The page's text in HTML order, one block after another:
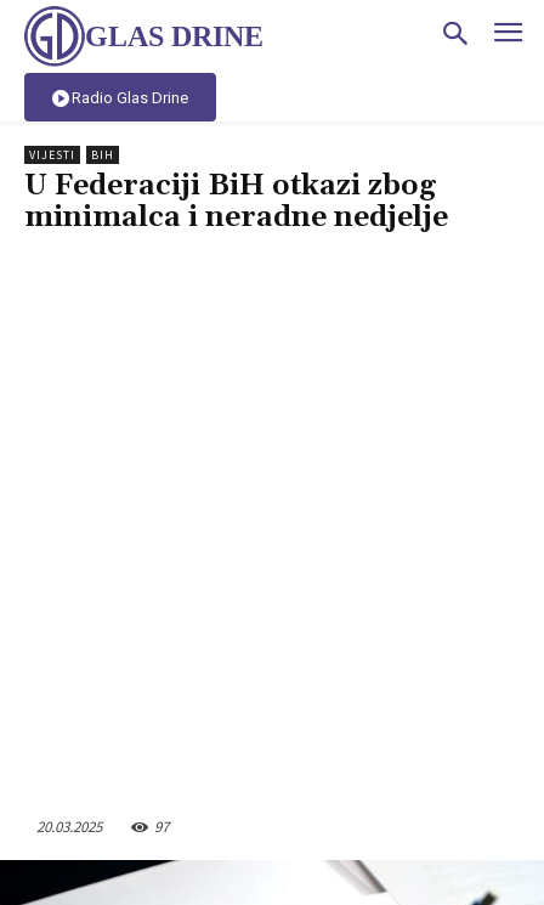
GLAS DRINE
Radio Glas Drine
VIJESTI BIH
U Federaciji BiH otkazi zbog
minimalca i neradne nedjelje
20.03.2025 97